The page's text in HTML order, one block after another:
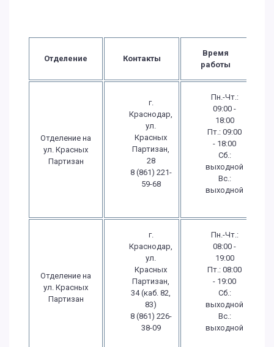
Отделение Контакты
Время
работы
Отделение на
ул. Красных
Партизан
г.
Краснодар,
ул.
Красных
Партизан,
28
8 (861) 221-
59-68
Пн.-Чт.:
09:00 -
18:00
Пт.: 09:00
- 18:00
Сб.:
выходной
Вс.:
выходной
Отделение на
ул. Красных
Партизан
г.
Краснодар,
ул.
Красных
Партизан,
34 (каб. 82,
83)
8 (861) 226-
38-09
Пн.-Чт.:
08:00 -
19:00
Пт.: 08:00
- 19:00
Сб.:
выходной
Вс.:
выходной